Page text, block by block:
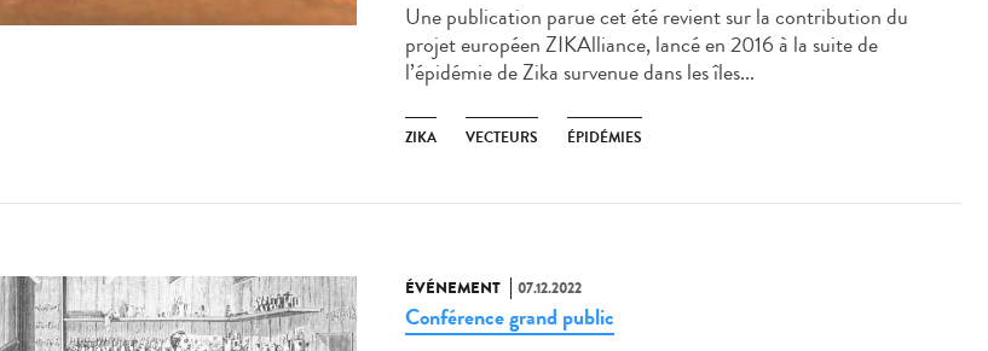
Une publication parue cet été revient sur la contribution du
projet européen ZIKAlliance, lancé en 2016 à la suite de
l’épidémie de Zika survenue dans les îles...
ZIKA VECTEURS ÉPIDÉMIES
ÉVÉNEMENT 07.12.2022
Conférence grand public